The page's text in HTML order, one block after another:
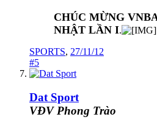
CHÚC MỪNG
NHẬT LẦN I.
SPORTS, 27/11/12
#5
Dat Sport
VĐV Phong Trào